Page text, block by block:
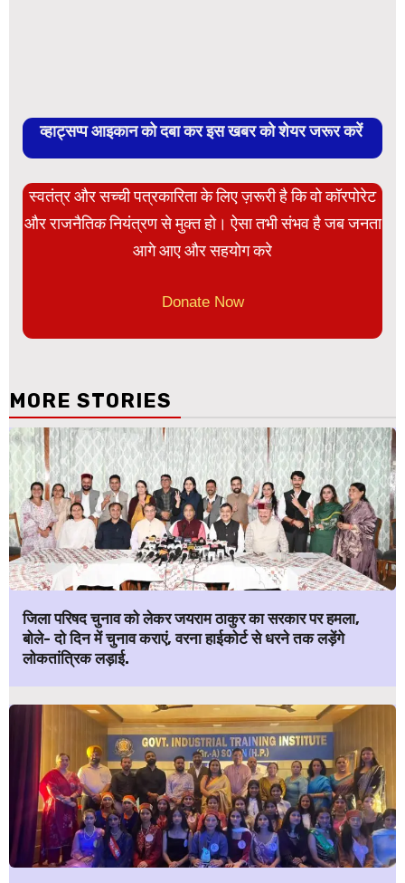
व्हाट्सप्प आइकान को दबा कर इस खबर को शेयर जरूर करें
स्वतंत्र और सच्ची पत्रकारिता के लिए ज़रूरी है कि वो कॉरपोरेट
और राजनैतिक नियंत्रण से मुक्त हो। ऐसा तभी संभव है जब जनता
आगे आए और सहयोग करे
Donate Now
MORE STORIES
जिला परिषद चुनाव को लेकर जयराम ठाकुर का सरकार पर हमला,
बोले- दो दिन में चुनाव कराएं, वरना हाईकोर्ट से धरने तक लड़ेंगे
लोकतांत्रिक लड़ाई.